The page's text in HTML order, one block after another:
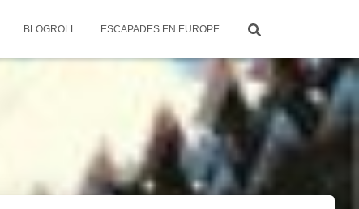
BLOGROLL ESCAPADES EN EUROPE